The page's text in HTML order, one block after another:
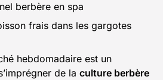
berbère en spa
frais dans les gargotes
hebdomadaire est un
de la culture berbère